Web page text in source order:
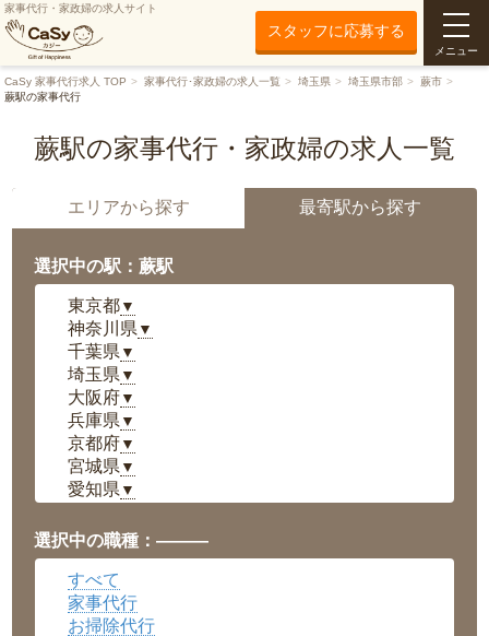
家事代行・家政婦の求人サイト
スタッフに応募する
メニュー
CaSy 家事代行求人 TOP 家事代行･家政婦の求人一覧 埼玉県 埼玉県市部
蕨市
蕨駅の家事代行
蕨駅の家事代行・家政婦の求人一覧
エリアから探す 最寄駅から探す
選択中の駅：蕨駅
東京都▼
神奈川県 ▼
千葉県 ▼
埼玉県 ▼
大阪府▼
兵庫県 ▼
京都府▼
宮城県 ▼
愛知県 ▼
岡山県▼
広島県▼
沖縄県
選択中の職種：———
すべて
家事代行
お掃除代行